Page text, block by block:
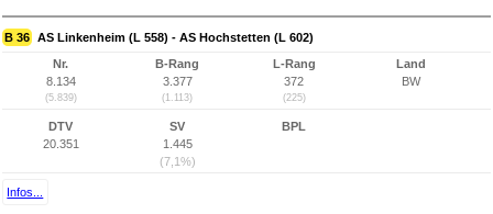
B 36 AS Linkenheim (L 558) - AS Hochstetten (L 602)
Nr.
8.134
(5.839)
B-Rang
3.377
(1.113)
L-Rang
372
(225)
Land
BW
DTV
20.351
SV
1.445
(7,1%)
BPL
Infos...